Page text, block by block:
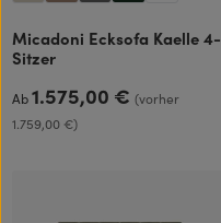
Micadoni Ecksofa Kaelle 4-
Sitzer
Regulärer Preis:
Ab1.575,00 €(vorher
1.759,00 €)